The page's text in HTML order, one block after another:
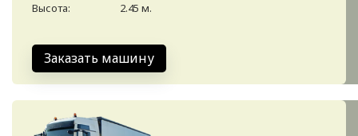
Высота:
2.45 м.
Заказать машину